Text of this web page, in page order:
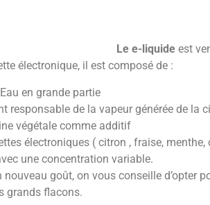
Le e-liquide est
électronique, il est composé de :
Eau en grande partie
responsable de la vapeur générée de la
végétale comme additif
électroniques ( citron , fraise,
une concentration variable.
goût, on vous conseille d’opter
grands flacons.